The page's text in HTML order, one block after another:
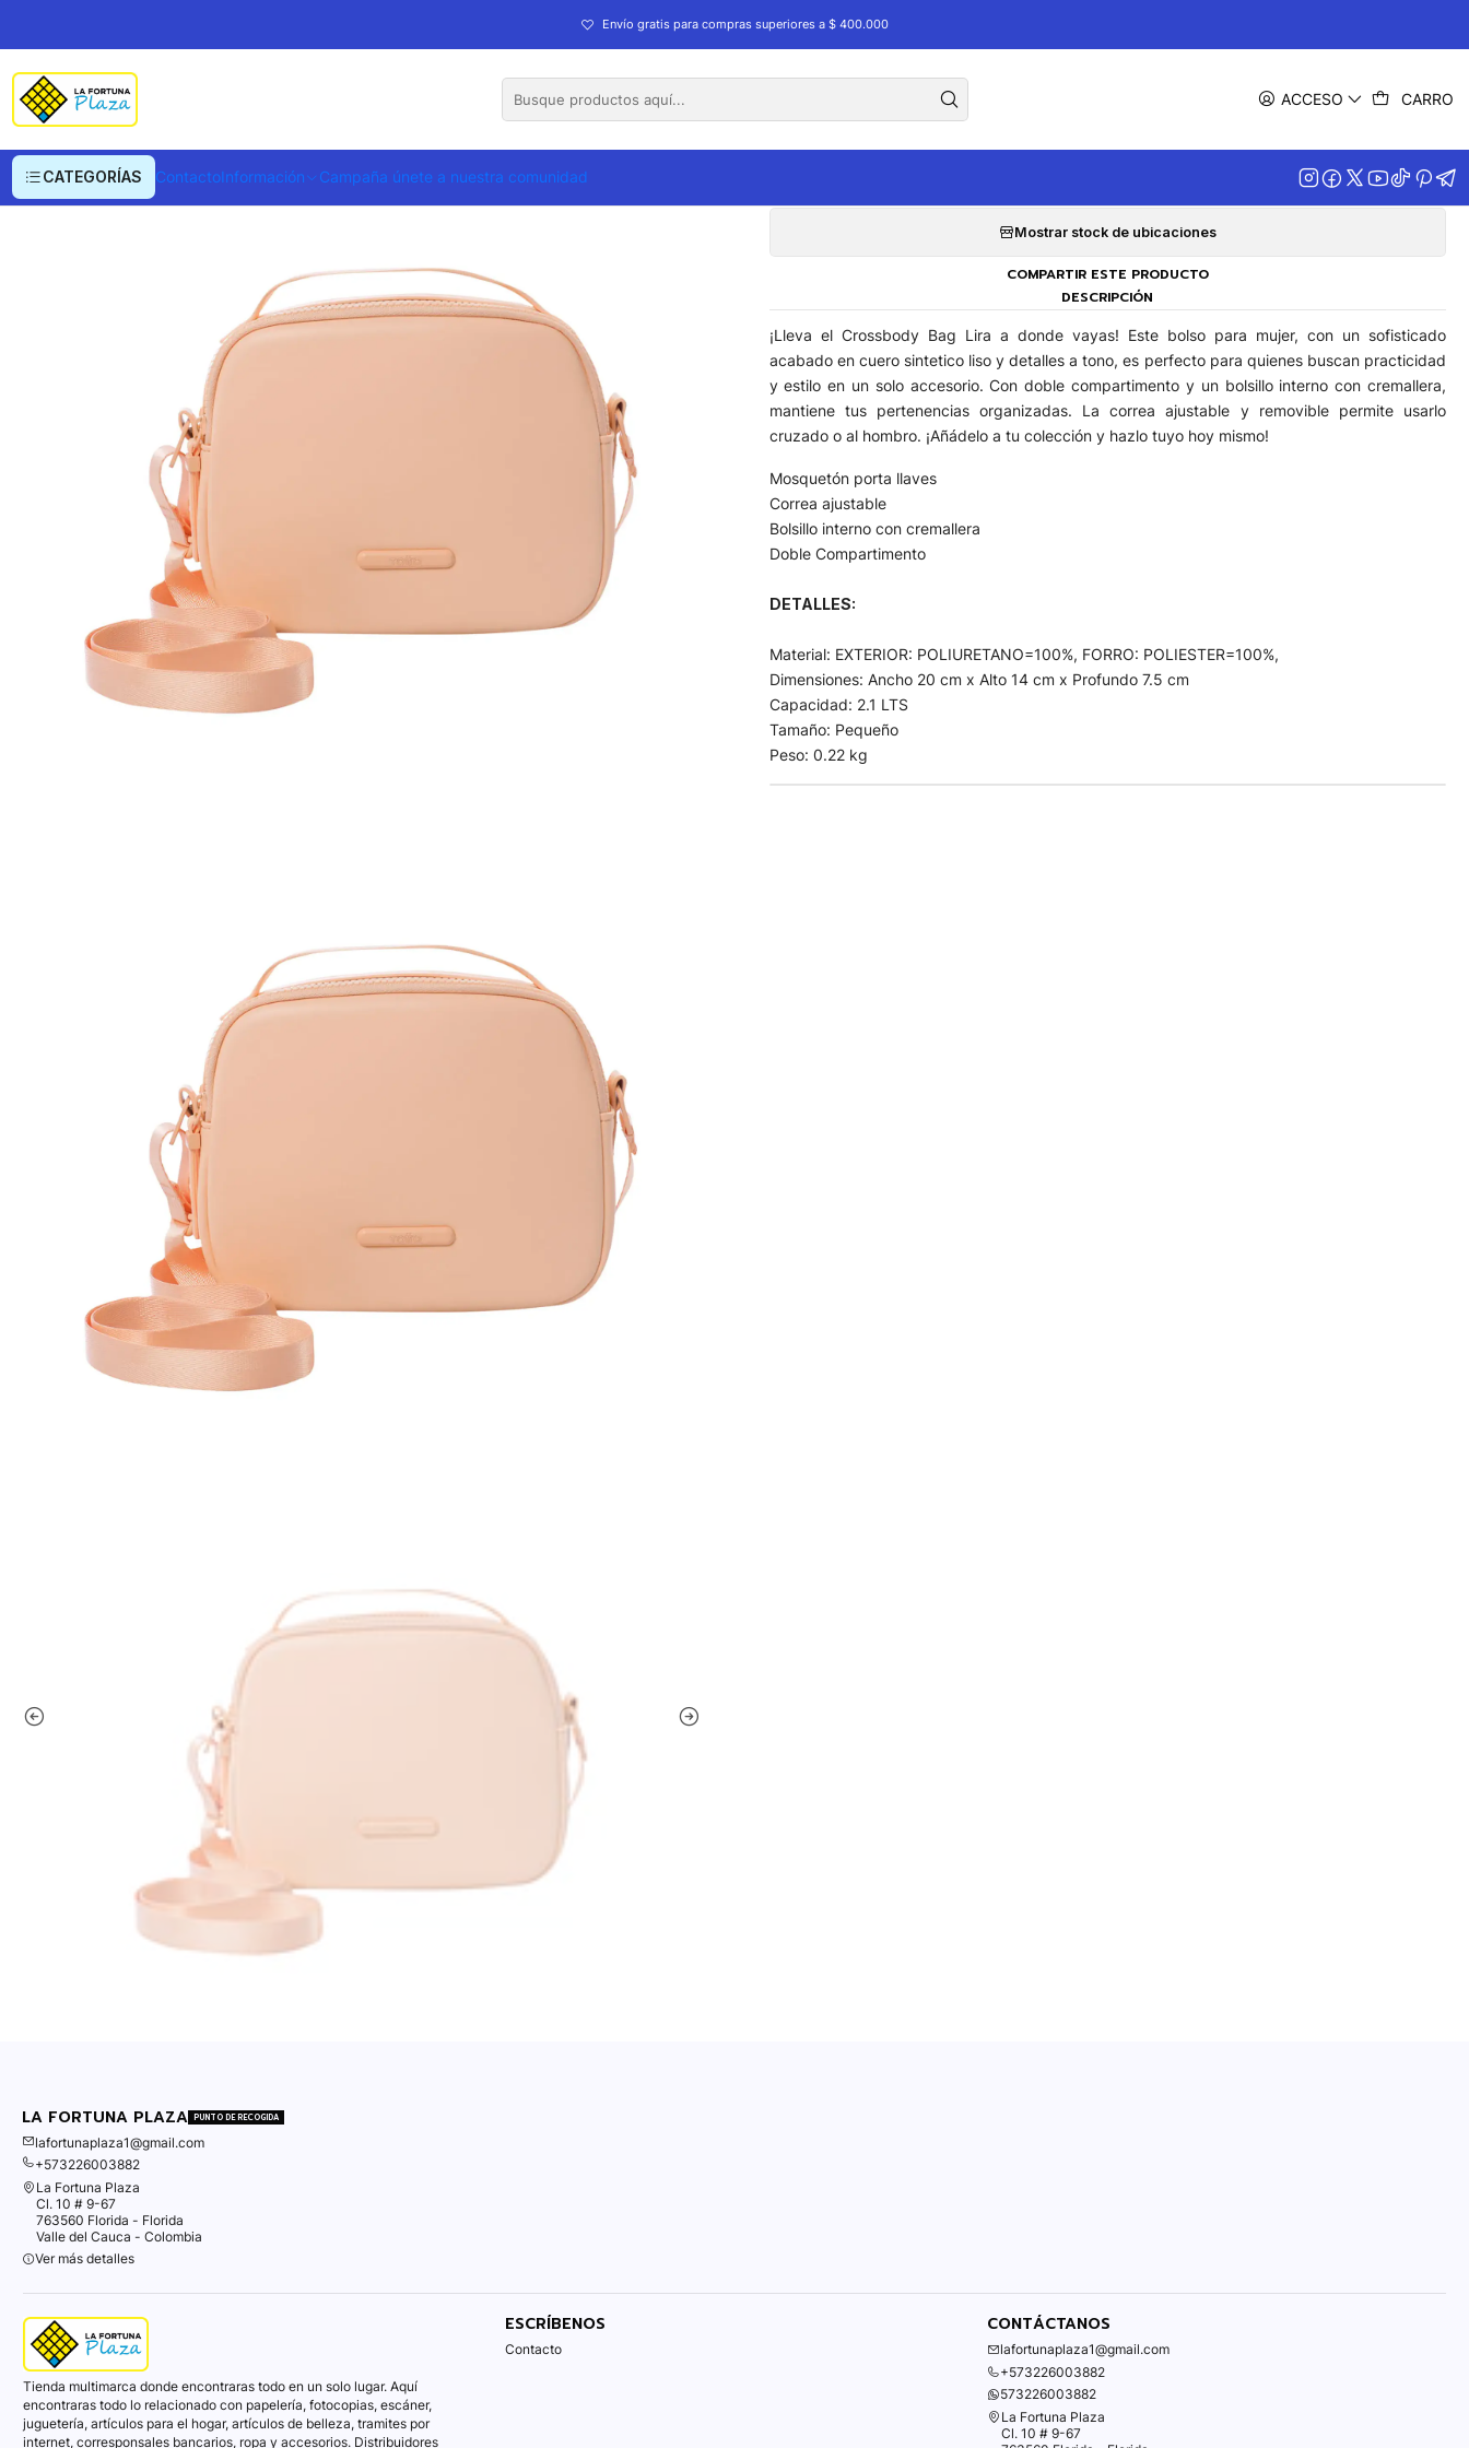
ACCESO CARRO
CATEGORÍAS ContactoInformación Campaña únete a nuestra comunidad
Envío gratis para compras superiores a $ 400.000
Mostrar stock de ubicaciones
COMPARTIR ESTE PRODUCTO
DESCRIPCIÓN
¡Lleva el Crossbody Bag Lira a donde vayas! Este bolso para mujer, con un sofisticado
acabado en cuero sintetico liso y detalles a tono, es perfecto para quienes buscan practicidad
y estilo en un solo accesorio. Con doble compartimento y un bolsillo interno con cremallera,
mantiene tus pertenencias organizadas. La correa ajustable y removible permite usarlo
cruzado o al hombro. ¡Añádelo a tu colección y hazlo tuyo hoy mismo!
Mosquetón porta llaves
Correa ajustable
Bolsillo interno con cremallera
Doble Compartimento
DETALLES:
Material: EXTERIOR: POLIURETANO=100%, FORRO: POLIESTER=100%,
Dimensiones: Ancho 20 cm x Alto 14 cm x Profundo 7.5 cm
Capacidad: 2.1 LTS
Tamaño: Pequeño
Peso: 0.22 kg
LA FORTUNA PLAZA PUNTO DE RECOGIDA
lafortunaplaza1@gmail.com
+573226003882
La Fortuna Plaza
Cl. 10 # 9-67
763560 Florida - Florida
Valle del Cauca - Colombia
Ver más detalles
Tienda multimarca donde encontraras todo en un solo lugar. Aquí
encontraras todo lo relacionado con papelería, fotocopias, escáner,
juguetería, artículos para el hogar, artículos de belleza, tramites por
internet, corresponsales bancarios, ropa y accesorios. Distribuidores
ESCRÍBENOS
Contacto
CONTÁCTANOS
lafortunaplaza1@gmail.com
+573226003882
573226003882
La Fortuna Plaza
Cl. 10 # 9-67